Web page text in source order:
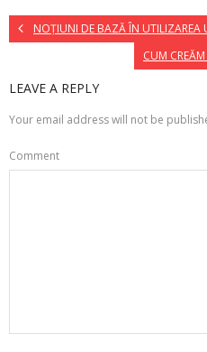
NOȚIUNI DE BAZĂ ÎN UTILIZAREA
CUM
LEAVE A REPLY
Your email address will not be
Comment